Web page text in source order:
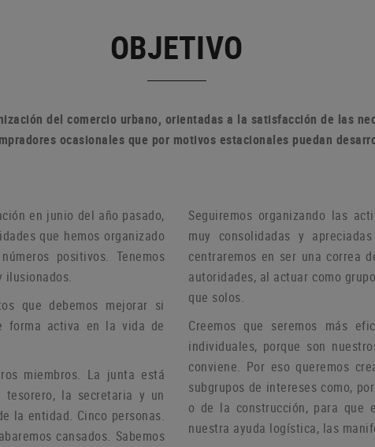
OBJETIVO
del comercio urbano, orientadas a la satisfacción de las
ocasionales que por motivos estacionales puedan
en junio del año pasado,
que hemos organizado
positivos. Tenemos
ilusionados.
que debemos mejorar si
forma activa en la vida de
miembros. La junta está
la secretaria y un
la entidad. Cinco personas.
cansados. Sabemos
Seguiremos organizando las
muy consolidadas y
centraremos en ser una correa
autoridades, al actuar como
que solos.
Creemos que seremos más
individuales, porque son
conviene. Por eso queremos
subgrupos de intereses como,
o de la construcción, para que
nuestra ayuda logística, las